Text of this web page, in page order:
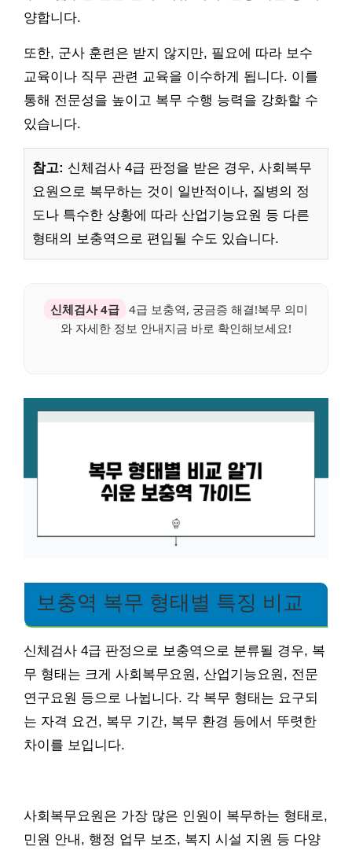
양합니다.
또한, 군사 훈련은 받지 않지만, 필요에 따라 보수
교육이나 직무 관련 교육을 이수하게 됩니다. 이를
통해 전문성을 높이고 복무 수행 능력을 강화할 수
있습니다.
참고: 신체검사 4급 판정을 받은 경우, 사회복무
요원으로 복무하는 것이 일반적이나, 질병의 정
도나 특수한 상황에 따라 산업기능요원 등 다른
형태의 보충역으로 편입될 수도 있습니다.
신체검사 4급 4급 보충역, 궁금증 해결!복무 의미
와 자세한 정보 안내지금 바로 확인해보세요!
보충역 복무 형태별 특징 비교
신체검사 4급 판정으로 보충역으로 분류될 경우, 복
무 형태는 크게 사회복무요원, 산업기능요원, 전문
연구요원 등으로 나뉩니다. 각 복무 형태는 요구되
는 자격 요건, 복무 기간, 복무 환경 등에서 뚜렷한
차이를 보입니다.
사회복무요원은 가장 많은 인원이 복무하는 형태로,
민원 안내, 행정 업무 보조, 복지 시설 지원 등 다양